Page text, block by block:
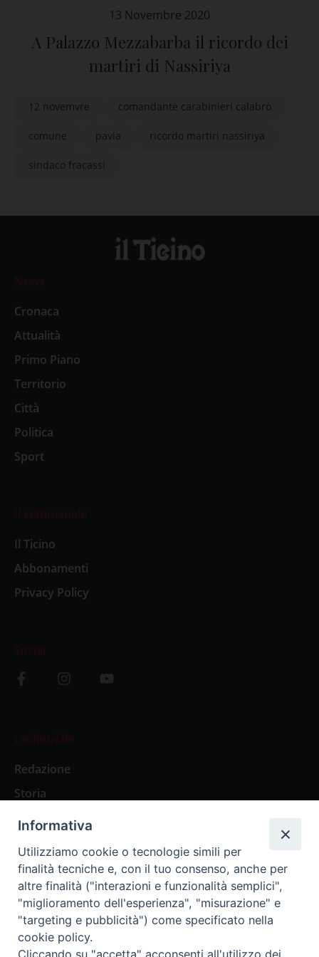
13 Novembre 2020
A Palazzo Mezzabarba il ricordo dei
martiri di Nassiriya
12 novemvre comandante carabinieri calabrò
comune pavia ricordo martiri nassiriya
sindaco fracassi
News
Cronaca
Attualità
Primo Piano
Territorio
Città
Politica
Sport
Il settimanale
Il Ticino
Abbonamenti
Privacy Policy
Social
L’editoriale
Redazione
Storia
Abbonamenti
Abbonamento Annuale Digitale
Abbonamento Annuale Cartaceo
Abbonamento Singola Copia Digitale
Informativa
Utilizziamo cookie o tecnologie simili per
finalità tecniche e, con il tuo consenso, anche per
altre finalità ("interazioni e funzionalità semplici",
"miglioramento dell'esperienza", "misurazione" e
"targeting e pubblicità") come specificato nella
cookie policy.